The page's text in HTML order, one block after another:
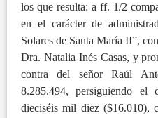
los que resulta: a ff. 1/2
en el carácter de
Solares de Santa María II”,
Dra. Natalia Inés Casas, y
contra del señor Raúl
8.285.494, persiguiendo
dieciséis mil diez ($16.010),